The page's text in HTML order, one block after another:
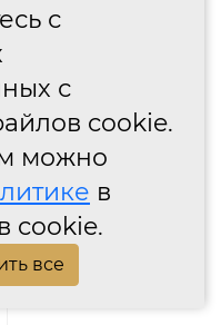
с
с
cookie.
можно
в
cookie.
все